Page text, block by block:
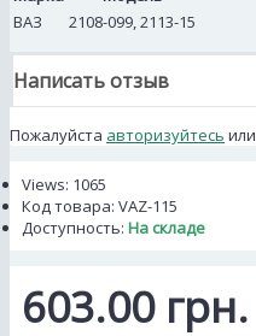
ВАЗ
2108-099, 2113-15
Написать отзыв
Пожалуйста авторизуйтесь или
Views: 1065
Код товара: VAZ-115
Доступность: На складе
603.00 грн.